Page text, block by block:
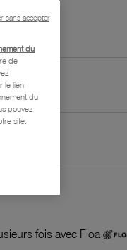
fois avec Floa
du
de
le lien
du
pouvez
site.
sans accepter